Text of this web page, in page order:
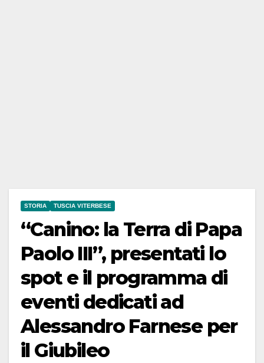
STORIA TUSCIA VITERBESE
“Canino: la Terra di Papa
Paolo III”, presentati lo
spot e il programma di
eventi dedicati ad
Alessandro Farnese per
il Giubileo